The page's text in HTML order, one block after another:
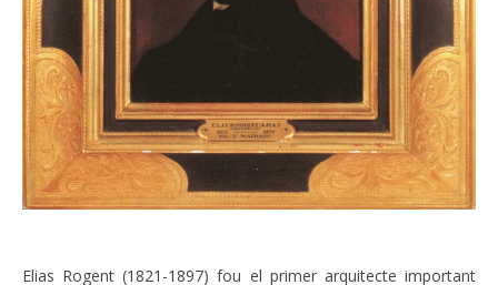
Elias Rogent (1821-1897) fou el primer arquitecte important